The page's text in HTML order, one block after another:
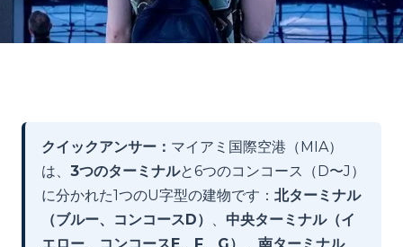
クイックアンサー： マイアミ国際空港（MIA）
は、 3つのターミナルと6つのコンコース（D〜J）
に分かれた1つのU字型の建物です： 北ターミナル
（ブルー、コンコースD） 、 中央ターミナル（イ